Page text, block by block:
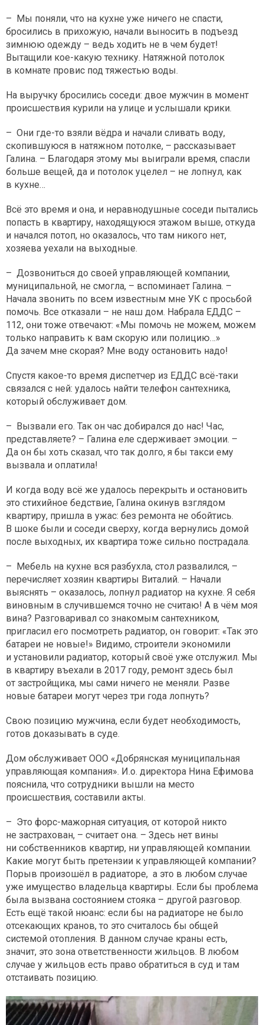
– Мы поняли, что на кухне уже ничего не спасти,
бросились в прихожую, начали выносить в подъезд
зимнюю одежду – ведь ходить не в чем будет!
Вытащили кое-какую технику. Натяжной потолок
в комнате провис под тяжестью воды.
На выручку бросились соседи: двое мужчин в момент
происшествия курили на улице и услышали крики.
– Они где-то взяли вёдра и начали сливать воду,
скопившуюся в натяжном потолке, – рассказывает
Галина. – Благодаря этому мы выиграли время, спасли
больше вещей, да и потолок уцелел – не лопнул, как
в кухне…
Всё это время и она, и неравнодушные соседи пытались
попасть в квартиру, находящуюся этажом выше, откуда
и начался потоп, но оказалось, что там никого нет,
хозяева уехали на выходные.
– Дозвониться до своей управляющей компании,
муниципальной, не смогла, – вспоминает Галина. –
Начала звонить по всем известным мне УК с просьбой
помочь. Все отказали – не наш дом. Набрала ЕДДС –
112, они тоже отвечают: «Мы помочь не можем, можем
только направить к вам скорую или полицию…»
Да зачем мне скорая? Мне воду остановить надо!
Спустя какое-то время диспетчер из ЕДДС всё-таки
связался с ней: удалось найти телефон сантехника,
который обслуживает дом.
– Вызвали его. Так он час добирался до нас! Час,
представляете? – Галина еле сдерживает эмоции. –
Да он бы хоть сказал, что так долго, я бы такси ему
вызвала и оплатила!
И когда воду всё же удалось перекрыть и остановить
это стихийное бедствие, Галина окинув взглядом
квартиру, пришла в ужас: без ремонта не обойтись.
В шоке были и соседи сверху, когда вернулись домой
после выходных, их квартира тоже сильно пострадала.
– Мебель на кухне вся разбухла, стол развалился, –
перечисляет хозяин квартиры Виталий. – Начали
выяснять – оказалось, лопнул радиатор на кухне. Я себя
виновным в случившемся точно не считаю! А в чём моя
вина? Разговаривал со знакомым сантехником,
пригласил его посмотреть радиатор, он говорит: «Так это
батареи не новые!» Видимо, строители экономили
и установили радиатор, который своё уже отслужил. Мы
в квартиру въехали в 2017 году, ремонт здесь был
от застройщика, мы сами ничего не меняли. Разве
новые батареи могут через три года лопнуть?
Свою позицию мужчина, если будет необходимость,
готов доказывать в суде.
Дом обслуживает ООО «Добрянская муниципальная
управляющая компания». И.о. директора Нина Ефимова
пояснила, что сотрудники вышли на место
происшествия, составили акты.
– Это форс-мажорная ситуация, от которой никто
не застрахован, – считает она. – Здесь нет вины
ни собственников квартир, ни управляющей компании.
Какие могут быть претензии к управляющей компании?
Порыв произошёл в радиаторе, а это в любом случае
уже имущество владельца квартиры. Если бы проблема
была вызвана состоянием стояка – другой разговор.
Есть ещё такой нюанс: если бы на радиаторе не было
отсекающих кранов, то это считалось бы общей
системой отопления. В данном случае краны есть,
значит, это зона ответственности жильцов. В любом
случае у жильцов есть право обратиться в суд и там
отстаивать позицию.